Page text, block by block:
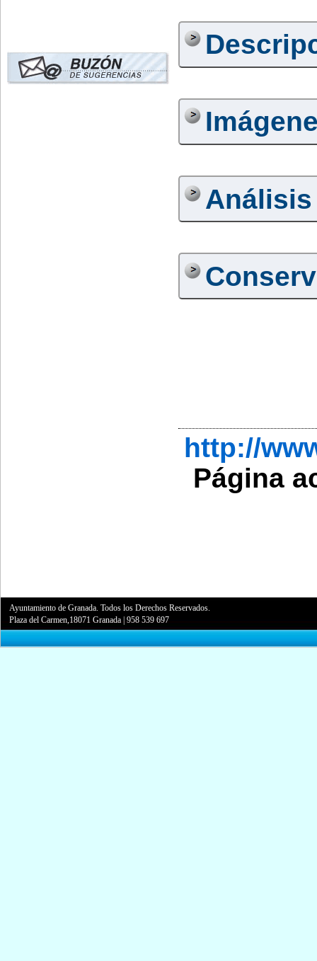
http://
Página
Ayuntamiento de Granada. Todos los Derechos Reservados.
Plaza del Carmen,18071 Granada |958 539 697